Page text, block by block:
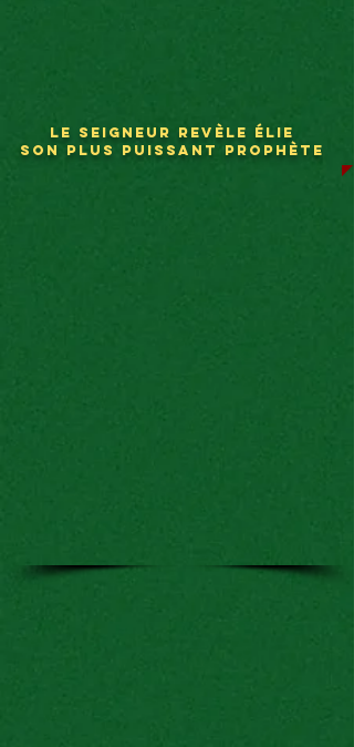
LE SEIGNEUR REVÈLE ÉLIE
SON PLUS PUISSANT PROPHÈTE